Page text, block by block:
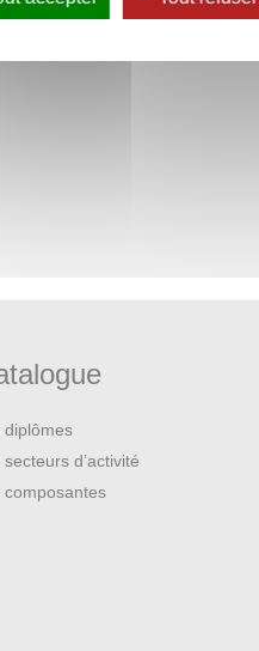
diplômes
secteurs d’activité
composantes